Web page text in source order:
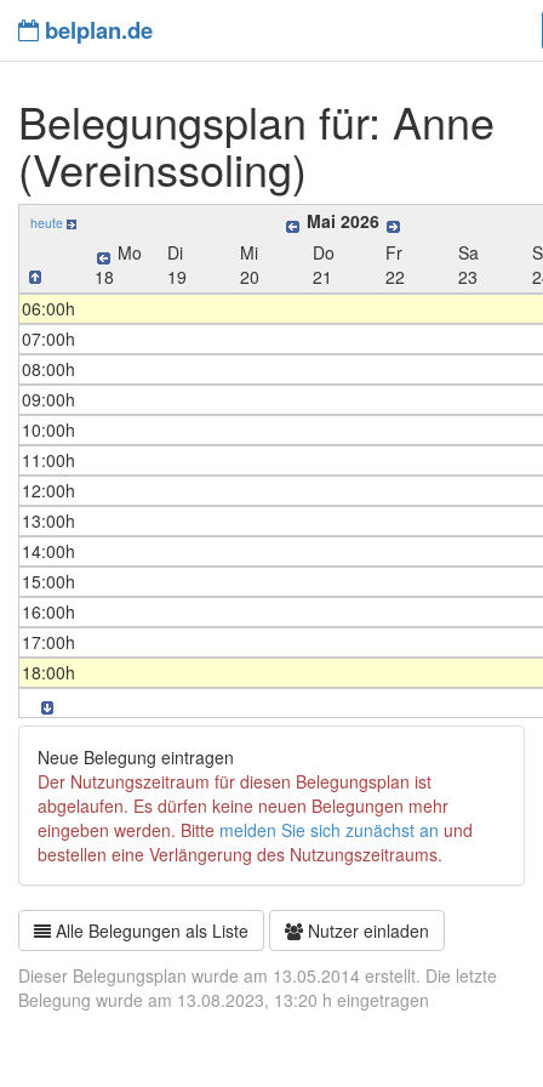
belplan.de
Belegungsplan für: Anne
(Vereinssoling)
heute
Mai 2026
Mo
18
Di
19
Mi
20
Do
21
Fr
22
Sa
23
06:00h
07:00h
08:00h
09:00h
10:00h
11:00h
12:00h
13:00h
14:00h
15:00h
16:00h
17:00h
18:00h
Neue Belegung eintragen
Der Nutzungszeitraum für diesen Belegungsplan ist
abgelaufen. Es dürfen keine neuen Belegungen mehr
eingeben werden. Bitte melden Sie sich zunächst an und
bestellen eine Verlängerung des Nutzungszeitraums.
Alle Belegungen als Liste
Nutzer einladen
Dieser Belegungsplan wurde am 13.05.2014 erstellt. Die letzte
Belegung wurde am 13.08.2023, 13:20 h eingetragen